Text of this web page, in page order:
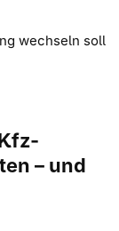
wechseln soll
– und